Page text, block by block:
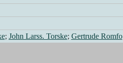
; John Larss. Torske; Gertrude Romfo